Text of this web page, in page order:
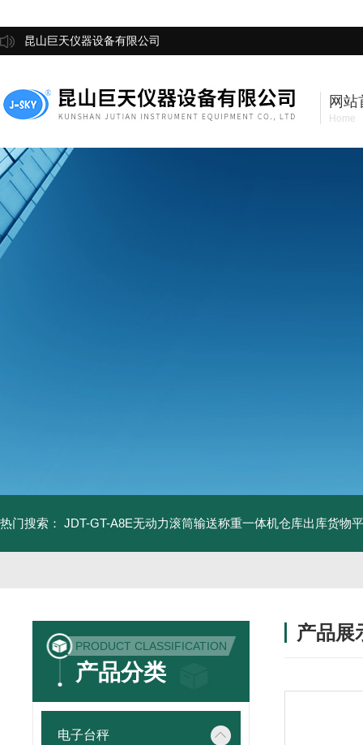
昆山巨天仪器设备有限公司
网站
Home
热门搜索： JDT-GT-A8E无动力滚筒输送称重一体机仓库出库货物
PRODUCT CLASSIFICATION
产品分类
电子台秤
产品展